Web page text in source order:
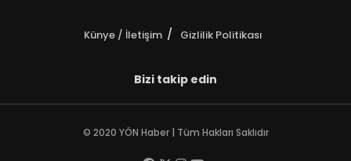
Künye / İletişim Gizlilik Politikası
Bizi takip edin
© 2020 YÖN Haber | Tüm Hakları Saklıdır